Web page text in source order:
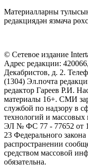
Материалларны
редакциядән язмача
© Сетевое издание
Адрес редакции:
Декабристов, д. 2.
(1304) Эл.почта
редактор Гареев Р.И.
материалы 16+. СМИ
службой по надзору в
технологий и
ЭЛ № ФС 77 - 77652 от
23 Федерального
распространении
средством массовой
обязательна.